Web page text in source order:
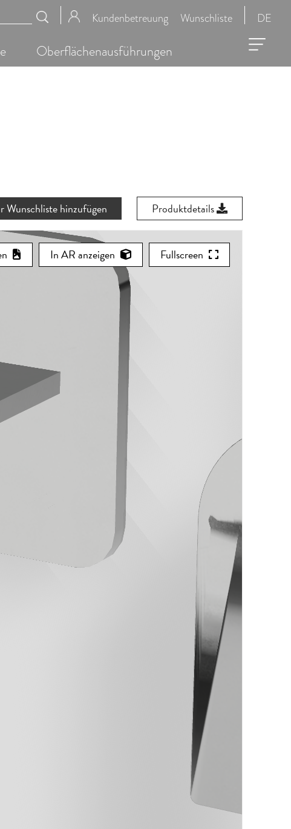
Kundenbetreuung Wunschliste DE
Oberflächenausführungen
Wunschliste hinzufügen Produktdetails